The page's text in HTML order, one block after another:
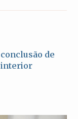
nova
de
interior